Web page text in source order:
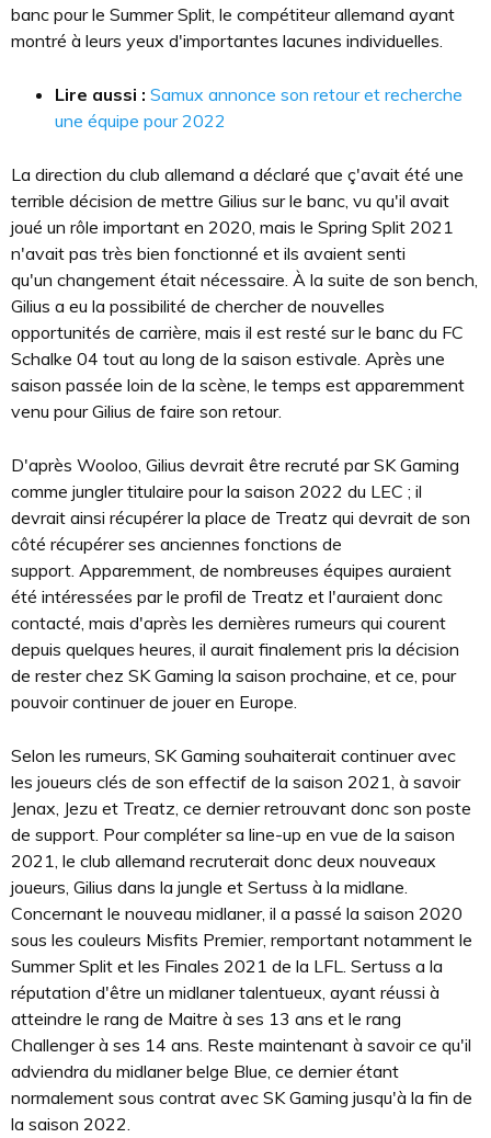
banc pour le Summer Split, le compétiteur allemand ayant
montré à leurs yeux d'importantes lacunes individuelles.
Lire aussi : Samux annonce son retour et recherche
une équipe pour 2022
La direction du club allemand a déclaré que ç'avait été une
terrible décision de mettre Gilius sur le banc, vu qu'il avait
joué un rôle important en 2020, mais le Spring Split 2021
n'avait pas très bien fonctionné et ils avaient senti
qu'un changement était nécessaire. À la suite de son bench,
Gilius a eu la possibilité de chercher de nouvelles
opportunités de carrière, mais il est resté sur le banc du FC
Schalke 04 tout au long de la saison estivale. Après une
saison passée loin de la scène, le temps est apparemment
venu pour Gilius de faire son retour.
D'après Wooloo, Gilius devrait être recruté par SK Gaming
comme jungler titulaire pour la saison 2022 du LEC ; il
devrait ainsi récupérer la place de Treatz qui devrait de son
côté récupérer ses anciennes fonctions de
support. Apparemment, de nombreuses équipes auraient
été intéressées par le profil de Treatz et l'auraient donc
contacté, mais d'après les dernières rumeurs qui courent
depuis quelques heures, il aurait finalement pris la décision
de rester chez SK Gaming la saison prochaine, et ce, pour
pouvoir continuer de jouer en Europe.
Selon les rumeurs, SK Gaming souhaiterait continuer avec
les joueurs clés de son effectif de la saison 2021, à savoir
Jenax, Jezu et Treatz, ce dernier retrouvant donc son poste
de support. Pour compléter sa line-up en vue de la saison
2021, le club allemand recruterait donc deux nouveaux
joueurs, Gilius dans la jungle et Sertuss à la midlane.
Concernant le nouveau midlaner, il a passé la saison 2020
sous les couleurs Misfits Premier, remportant notamment le
Summer Split et les Finales 2021 de la LFL. Sertuss a la
réputation d'être un midlaner talentueux, ayant réussi à
atteindre le rang de Maitre à ses 13 ans et le rang
Challenger à ses 14 ans. Reste maintenant à savoir ce qu'il
adviendra du midlaner belge Blue, ce dernier étant
normalement sous contrat avec SK Gaming jusqu'à la fin de
la saison 2022.